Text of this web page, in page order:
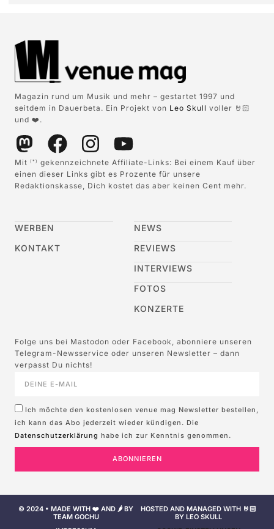
Magazin rund um Musik und mehr – gestartet 1997 und
seitdem in Dauerbeta. Ein Projekt von Leo Skull voller 🤘🏻
und ❤️.
Mit (*)
gekennzeichnete Affiliate-Links: Bei einem Kauf über
einen dieser Links gibt es Prozente für unsere
Redaktionskasse, Dich kostet das aber keinen Cent mehr.
WERBEN
KONTAKT
NEWS
REVIEWS
INTERVIEWS
FOTOS
KONZERTE
Folge uns bei Mastodon oder Facebook, abonniere unseren
Telegram-Newsservice oder unseren Newsletter – dann
verpasst Du nichts!
Ich möchte den kostenlosen venue mag Newsletter bestellen,
ich kann das Abo jederzeit wieder kündigen. Die
Datenschutzerklärung habe ich zur Kenntnis genommen.
ABONNIEREN
© 2024 • MADE WITH ❤️ AND 🌶️ BY
TEAM GOCHU
HOSTED AND MANAGED WITH 🤘🏻
BY LEO SKULL